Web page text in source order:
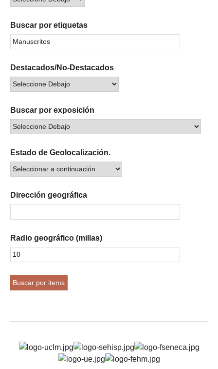
Buscar por etiquetas
Destacados/No-Destacados
Buscar por exposición
Estado de Geolocalización.
Dirección geográfica
Radio geográfico (millas)